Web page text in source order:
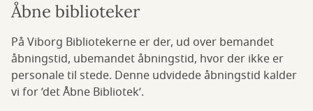
Åbne biblioteker
På Viborg Bibliotekerne er der, ud over bemandet
åbningstid, ubemandet åbningstid, hvor der ikke er
personale til stede. Denne udvidede åbningstid kalder
vi for ’det Åbne Bibliotek’.